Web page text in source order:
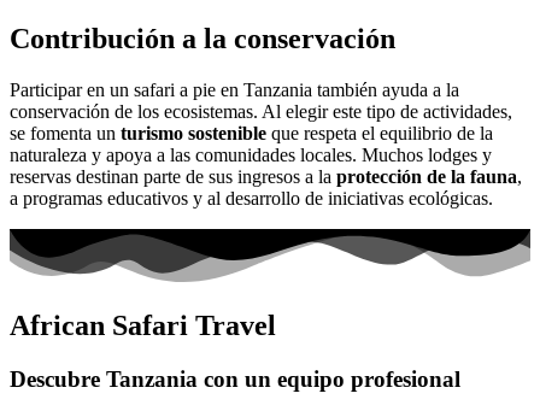
Contribución a la conservación
Participar en un safari a pie en Tanzania también ayuda a la
conservación de los ecosistemas. Al elegir este tipo de actividades,
se fomenta un turismo sostenible que respeta el equilibrio de la
naturaleza y apoya a las comunidades locales. Muchos lodges y
reservas destinan parte de sus ingresos a la protección de la fauna,
a programas educativos y al desarrollo de iniciativas ecológicas.
African Safari Travel
Descubre Tanzania con un equipo profesional